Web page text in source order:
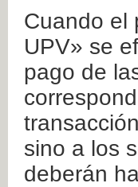
Cuando el
UPV» se
pago de
sino a los
deberán